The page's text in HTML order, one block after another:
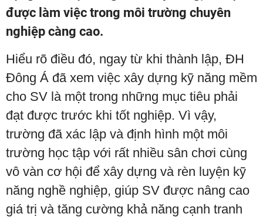
được làm việc trong môi trường chuyên
nghiệp càng cao.
Hiểu rõ điều đó, ngay từ khi thành lập, ĐH
Đông Á đã xem việc xây dựng kỹ năng mềm
cho SV là một trong những mục tiêu phải
đạt được trước khi tốt nghiệp. Vì vậy,
trường đã xác lập và định hình một môi
trường học tập với rất nhiều sân chơi cùng
vô vàn cơ hội để xây dựng và rèn luyện kỹ
năng nghề nghiệp, giúp SV được nâng cao
giá trị và tăng cường khả năng cạnh tranh